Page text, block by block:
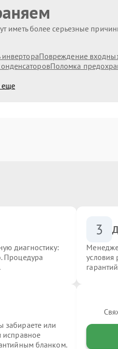
иметь более серьезные
Повреждение
Поломка
еще
диагностику:
Процедура
3
условия
забираете или
исправное
бланком.